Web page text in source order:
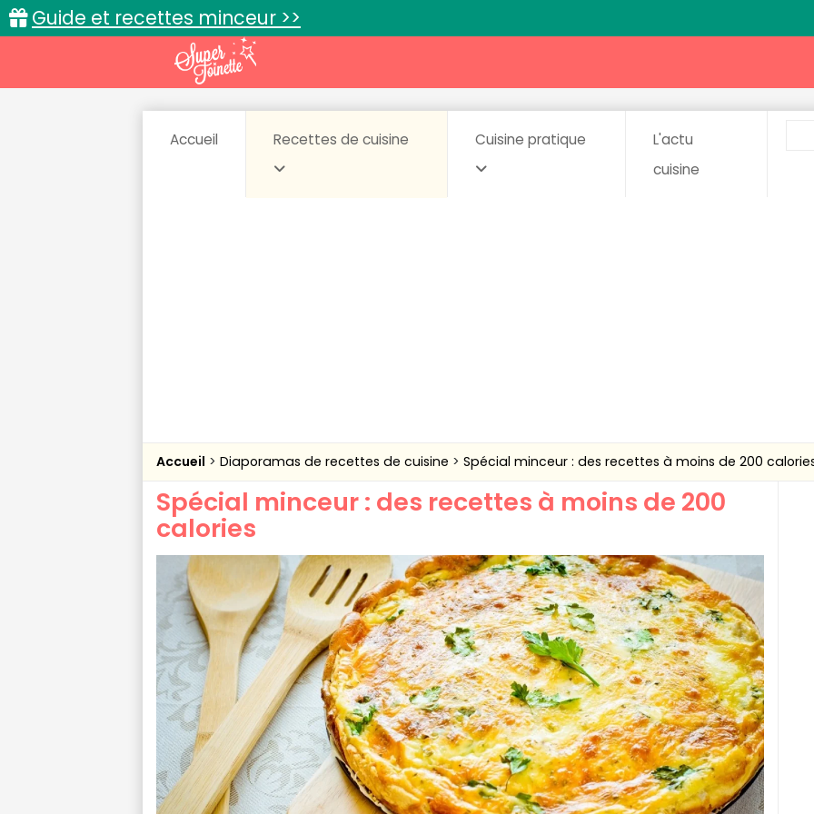
Guide et recettes minceur >>
Accueil Recettes de cuisine Cuisine pratique
L'actu
cuisine
Accueil Diaporamas de recettes de cuisine Spécial minceur : des recettes à moins de 200
Spécial minceur : des recettes à moins de 200
calories